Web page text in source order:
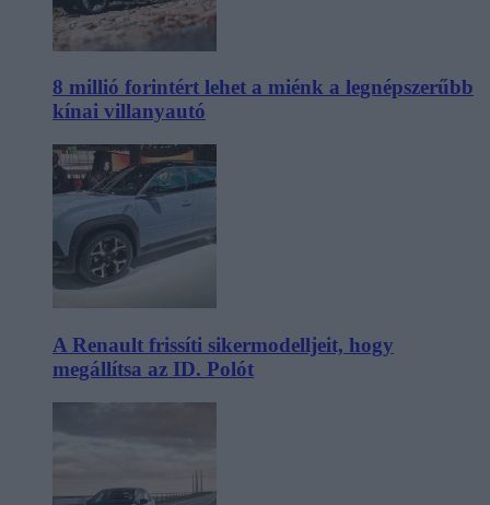
8 millió forintért lehet a miénk a legnépszerűbb
kínai villanyautó
A Renault frissíti sikermodelljeit, hogy
megállítsa az ID. Polót